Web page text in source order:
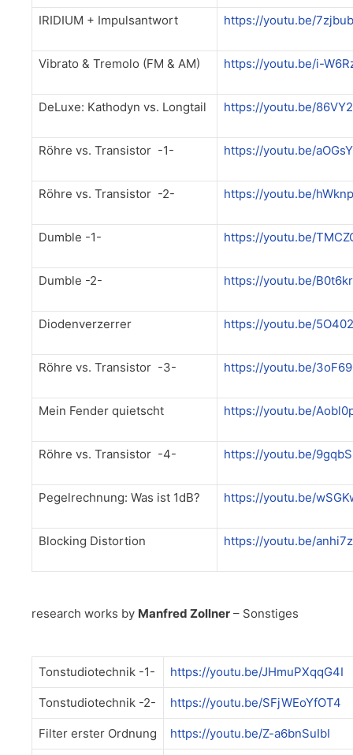
IRIDIUM + Impulsantwort https://youtu.be/
Vibrato & Tremolo (FM & AM) https://youtu.be/i-
DeLuxe: Kathodyn vs. Longtail https://youtu.be/
Röhre vs. Transistor -1- https://youtu.be/
Röhre vs. Transistor -2- https://youtu.be/
Dumble -1- https://youtu.be/
Dumble -2- https://youtu.be/
Diodenverzerrer https://youtu.be/
Röhre vs. Transistor -3- https://youtu.be/
Mein Fender quietscht https://youtu.be/
Röhre vs. Transistor -4- https://youtu.be/
Pegelrechnung: Was ist 1dB? https://youtu.be/
Blocking Distortion https://youtu.be/
research works by Manfred Zollner – Sonstiges
Tonstudiotechnik -1- https://youtu.be/JHmuPXqqG4I
Tonstudiotechnik -2- https://youtu.be/SFjWEoYfOT4
Filter erster Ordnung https://youtu.be/Z-a6bnSuIbI